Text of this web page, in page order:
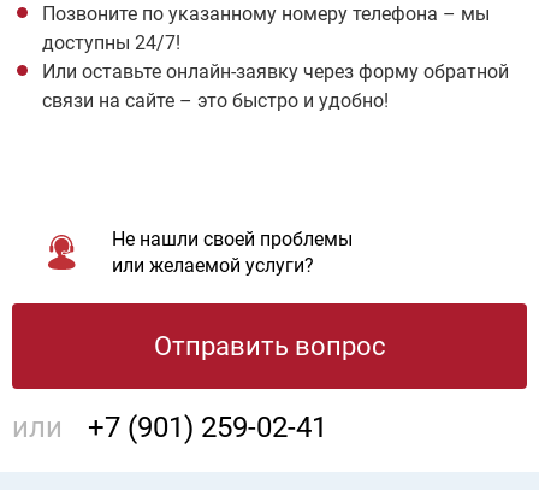
Позвоните по указанному номеру телефона – мы
доступны 24/7!
Или оставьте онлайн-заявку через форму обратной
связи на сайте – это быстро и удобно!
Не нашли своей проблемы
или желаемой услуги?
Отправить вопрос
или +7 (901) 259-02-41